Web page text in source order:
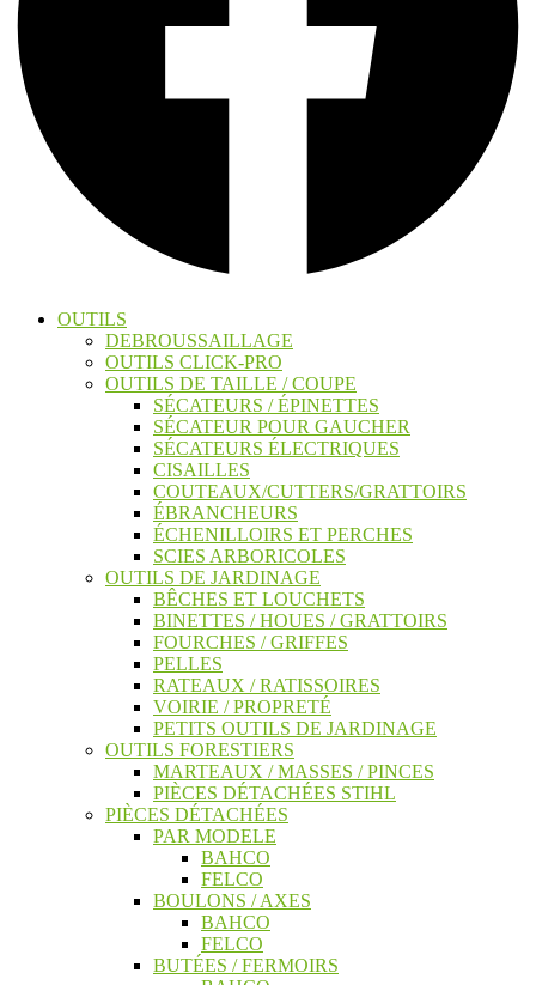
OUTILS
DEBROUSSAILLAGE
OUTILS CLICK-PRO
OUTILS DE TAILLE / COUPE
SÉCATEURS / ÉPINETTES
SÉCATEUR POUR GAUCHER
SÉCATEURS ÉLECTRIQUES
CISAILLES
COUTEAUX/CUTTERS/GRATTOIRS
ÉBRANCHEURS
ÉCHENILLOIRS ET PERCHES
SCIES ARBORICOLES
OUTILS DE JARDINAGE
BÊCHES ET LOUCHETS
BINETTES / HOUES / GRATTOIRS
FOURCHES / GRIFFES
PELLES
RATEAUX / RATISSOIRES
VOIRIE / PROPRETÉ
PETITS OUTILS DE JARDINAGE
OUTILS FORESTIERS
MARTEAUX / MASSES / PINCES
PIÈCES DÉTACHÉES STIHL
PIÈCES DÉTACHÉES
PAR MODELE
BAHCO
FELCO
BOULONS / AXES
BAHCO
FELCO
BUTÉES / FERMOIRS